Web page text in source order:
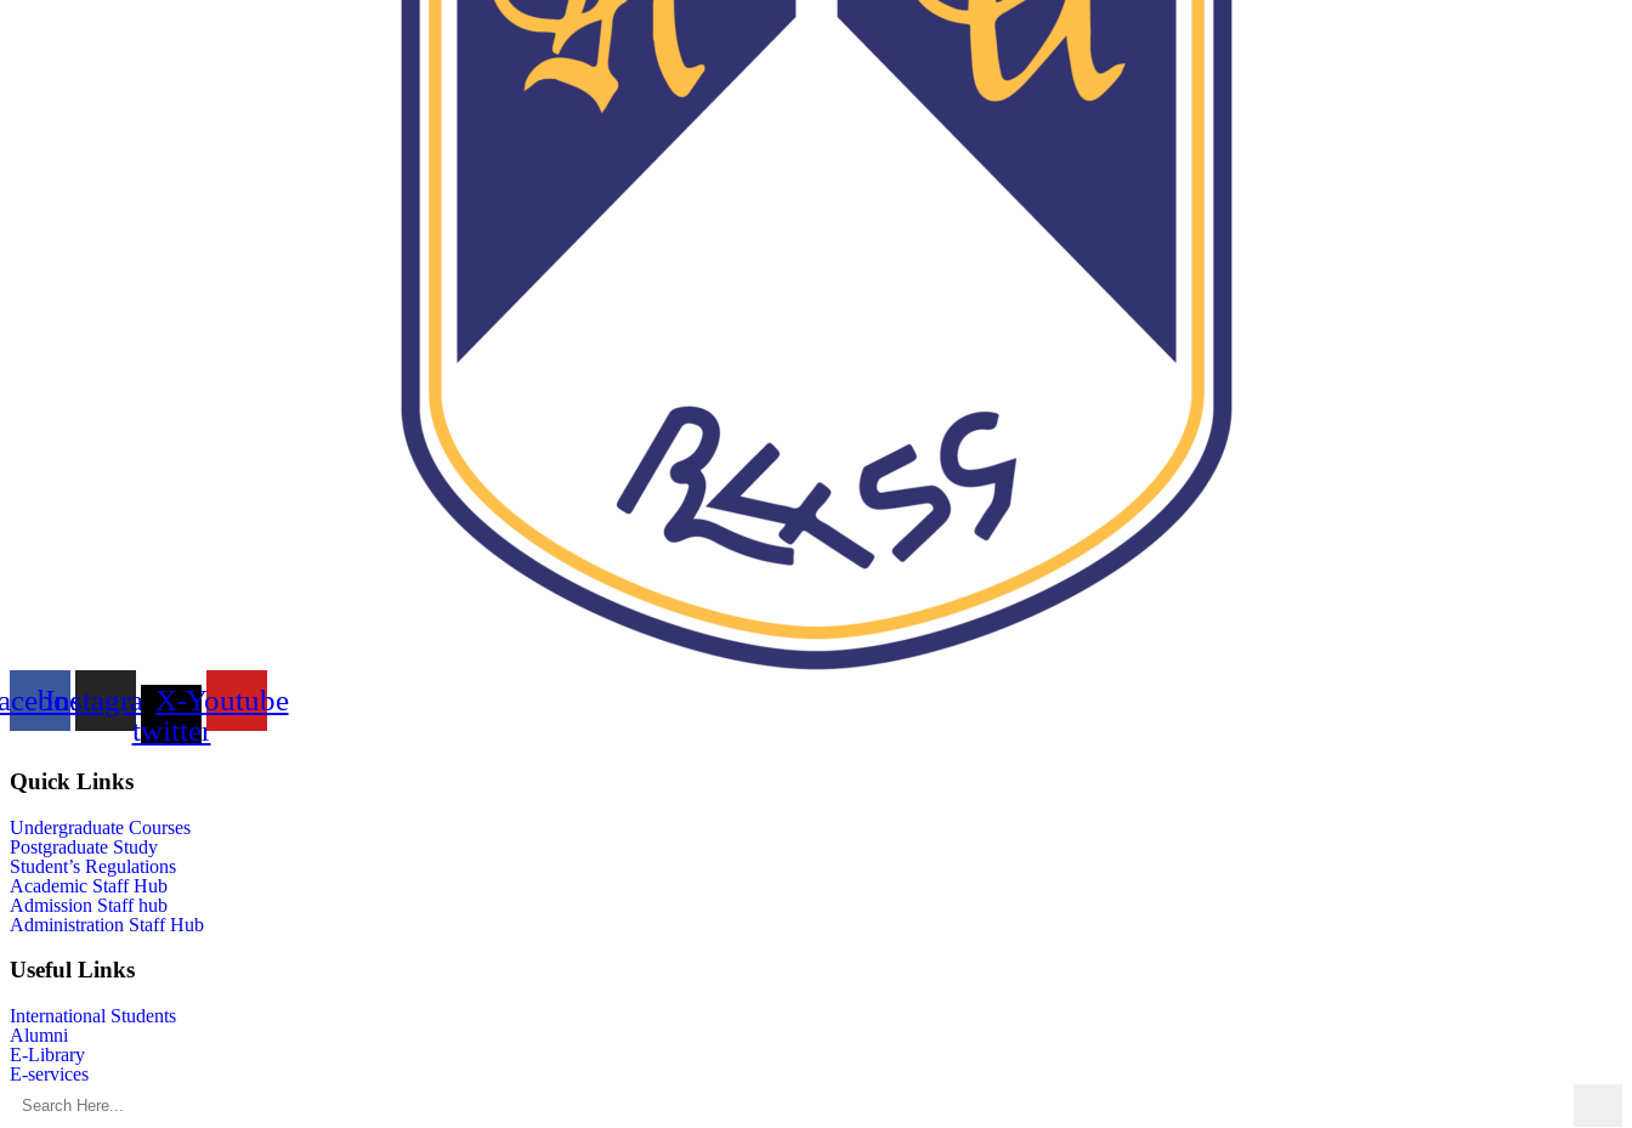
InstagramX-
twitter
Youtube
Quick Links
Undergraduate Courses
Postgraduate Study
Student’s Regulations
Academic Staff Hub
Admission Staff hub
Administration Staff Hub
Useful Links
International Students
Alumni
E-Library
E-services